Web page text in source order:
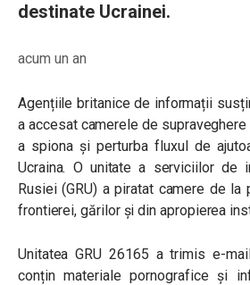
destinate Ucrainei.
acum un an
Agențiile britanice de informații
a accesat camerele de
a spiona și perturba fluxul de
Ucraina. O unitate a serviciilor de
Rusiei (GRU) a piratat camere de
frontierei, gărilor și din apropierea
Unitatea GRU 26165 a trimis e-
conțin materiale pornografice și